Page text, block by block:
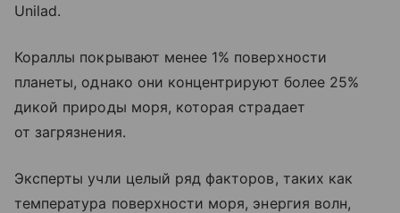
Unilad.
Кораллы покрывают менее 1% поверхности
планеты, однако они концентрируют более 25%
дикой природы моря, которая страдает
от загрязнения.
Эксперты учли целый ряд факторов, таких как
температура поверхности моря, энергия волн,